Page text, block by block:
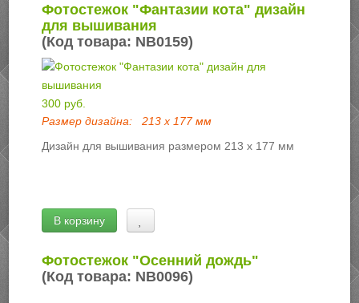
Фотостежок "Фантазии кота" дизайн
для вышивания
(Код товара: NB0159)
300 руб.
Размер дизайна:
213 х 177 мм
Дизайн для вышивания размером 213 х 177 мм
В корзину
Фотостежок "Осенний дождь"
(Код товара: NB0096)